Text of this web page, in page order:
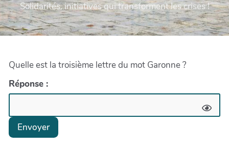
Solidarités, initiatives qui transforment les crises !
Quelle est la troisième lettre du mot Garonne ?
Réponse :
Envoyer